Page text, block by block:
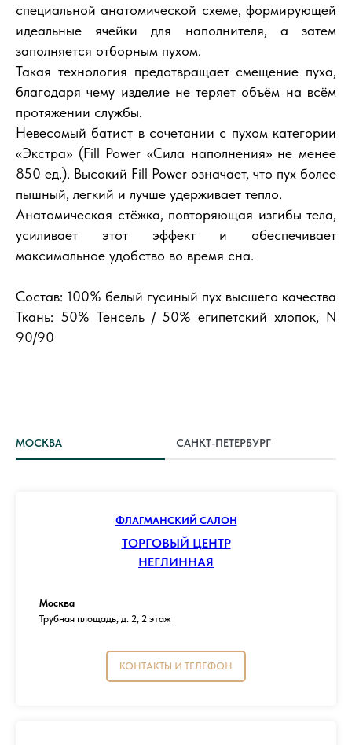
специальной анатомической схеме, формирующей
идеальные ячейки для наполнителя, а затем
заполняется отборным пухом.
Такая технология предотвращает смещение пуха,
благодаря чему изделие не теряет объём на всём
протяжении службы.
Невесомый батист в сочетании с пухом категории
«Экстра» (Fill Power «Сила наполнения» не менее
850 ед.). Высокий Fill Power означает, что пух более
пышный, легкий и лучше удерживает тепло.
Анатомическая стёжка, повторяющая изгибы тела,
усиливает этот эффект и обеспечивает
максимальное удобство во время сна.
Состав: 100% белый гусиный пух высшего качества
Ткань: 50% Тенсель / 50% египетский хлопок, N
90/90
МОСКВА САНКТ-ПЕТЕРБУРГ
ФЛАГМАНСКИЙ САЛОН
ТОРГОВЫЙ ЦЕНТР
НЕГЛИННАЯ
Москва
Трубная площадь, д. 2, 2 этаж
КОНТАКТЫ И ТЕЛЕФОН